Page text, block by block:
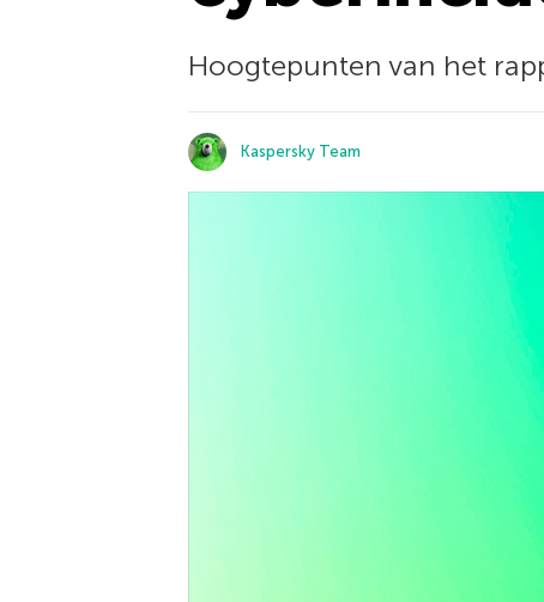
Hoogtepunten van het
Kaspersky Team